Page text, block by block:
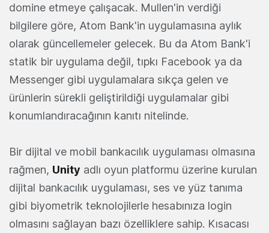
domine etmeye çalışacak. Mullen'in verdiği
bilgilere göre, Atom Bank'in uygulamasına aylık
olarak güncellemeler gelecek. Bu da Atom Bank'i
statik bir uygulama değil, tıpkı Facebook ya da
Messenger gibi uygulamalara sıkça gelen ve
ürünlerin sürekli geliştirildiği uygulamalar gibi
konumlandıracağının kanıtı nitelinde.
Bir dijital ve mobil bankacılık uygulaması olmasına
rağmen, Unity adlı oyun platformu üzerine kurulan
dijital bankacılık uygulaması, ses ve yüz tanıma
gibi biyometrik teknolojilerle hesabınıza login
olmasını sağlayan bazı özelliklere sahip. Kısacası